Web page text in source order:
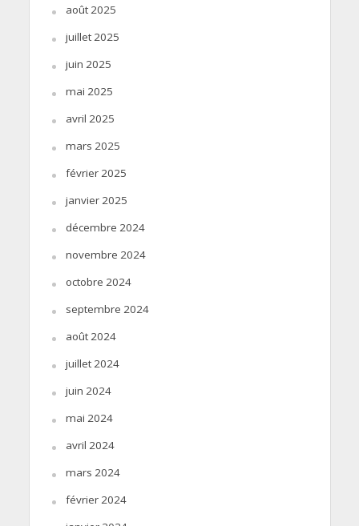
août 2025
juillet 2025
juin 2025
mai 2025
avril 2025
mars 2025
février 2025
janvier 2025
décembre 2024
novembre 2024
octobre 2024
septembre 2024
août 2024
juillet 2024
juin 2024
mai 2024
avril 2024
mars 2024
février 2024